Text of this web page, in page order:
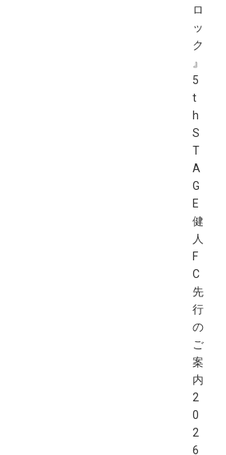
ロ
ッ
ク
』
5
t
h
S
T
A
G
E
健
人
F
C
先
行
の
ご
案
内
2
0
2
6